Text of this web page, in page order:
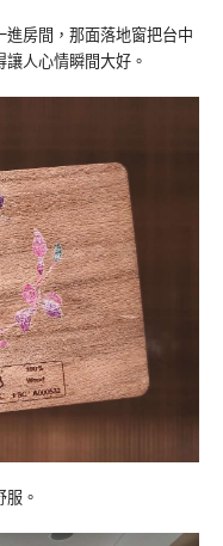
房間，那面落地窗把台中
人心情瞬間大好。
。